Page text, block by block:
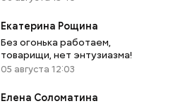
Екатерина Рощина
Без огонька работаем,
товарищи, нет энтузиазма!
05 августа 12:03
Елена Соломатина